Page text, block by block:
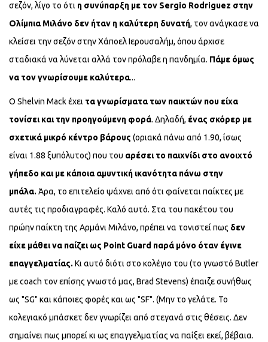
σεζόν, λίγο το ότι η συνύπαρξη με τον Sergio Rodriguez στην
Ολίμπια Μιλάνο δεν ήταν η καλύτερη δυνατή, τον ανάγκασε να
κλείσει την σεζόν στην Χάποελ Ιερουσαλήμ, όπου άρχισε
σταδιακά να λύνεται αλλά τον πρόλαβε η πανδημία. Πάμε όμως
να τον γνωρίσουμε καλύτερα...
Ο Shelvin Mack έχει τα γνωρίσματα των παικτών που είχα
τονίσει και την προηγούμενη φορά. Δηλαδή, ένας σκόρερ με
σχετικά μικρό κέντρο βάρους (οριακά πάνω από 1.90, ίσως
είναι 1.88 ξυπόλυτος) που του αρέσει το παιχνίδι στο ανοιχτό
γήπεδο και με κάποια αμυντική ικανότητα πάνω στην
μπάλα. Άρα, το επιτελείο ψάχνει από ότι φαίνεται παίκτες με
αυτές τις προδιαγραφές. Καλό αυτό. Στα του πακέτου του
πρώην παίκτη της Αρμάνι Μιλάνο, πρέπει να τονιστεί πως δεν
είχε μάθει να παίζει ως Point Guard παρά μόνο όταν έγινε
επαγγελματίας. Κι αυτό διότι στο κολέγιο του (το γνωστό Butler
με coach τον επίσης γνωστό μας, Brad Stevens) έπαιζε συνήθως
ως "SG" και κάποιες φορές και ως "SF". (Μην το γελάτε. Το
κολεγιακό μπάσκετ δεν γνωρίζει από στεγανά στις θέσεις. Δεν
σημαίνει πως μπορεί κι ως επαγγελματίας να παίξει εκεί, βέβαια.